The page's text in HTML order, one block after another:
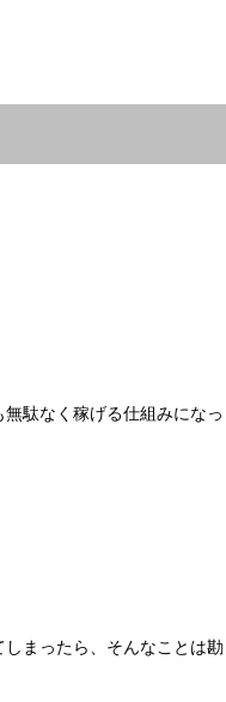
駄なく稼げる仕組みになっ
まったら、そんなことは勘